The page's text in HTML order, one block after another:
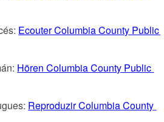
Ecouter Columbia County Public
Hören Columbia County Public
Reproduzir Columbia County